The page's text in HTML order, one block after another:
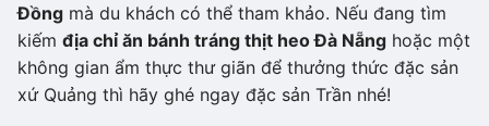
Đồng mà du khách có thể tham khảo. Nếu đang tìm
kiếm địa chỉ ăn bánh tráng thịt heo Đà Nẵng hoặc một
không gian ẩm thực thư giãn để thưởng thức đặc sản
xứ Quảng thì hãy ghé ngay đặc sản Trần nhé!